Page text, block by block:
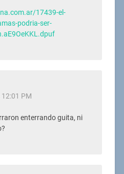
17439-el-
podria-ser-
PM
enterrando guita, ni